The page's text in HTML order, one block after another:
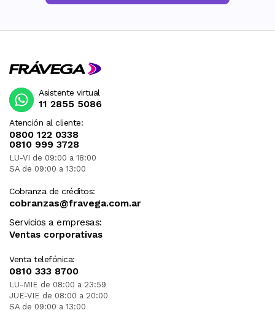
Atención al cliente:
0800 122 0338
0810 999 3728
LU-VI de 09:00 a 18:00
SA de 09:00 a 13:00
Cobranza de créditos:
cobranzas@fravega.com.ar
Servicios a empresas:
Ventas corporativas
Venta telefónica:
0810 333 8700
LU-MIE de 08:00 a 23:59
JUE-VIE de 08:00 a 20:00
SA de 09:00 a 13:00
Asistente virtual
11 2855 5086